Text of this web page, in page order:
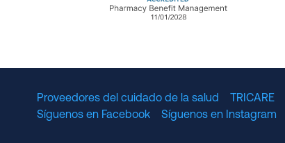
Proveedores del cuidado de la salud TRICARE
Síguenos en Facebook
Síguenos en Instagram